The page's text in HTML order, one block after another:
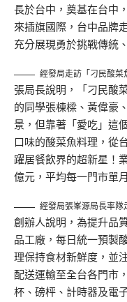
長於台中，奠基在台中
來插旗國際，台中品牌
充分展現勇於挑戰傳統
經發局走訪「刁民酸菜
張局長說明，「刁民酸
的同學張棟樑、黃偉豪
景，但靠著「愛吃」這
口味的酸菜魚料理，從
躍居餐飲界的超新星！
億元，平均每一門市單
經發局張峯源局長率隊
創辦人說明，為提升品
品工廠，每日統一預製
理保持食材新鮮度，並
配送運輸至全台各門市
杯、磅枰、計時器及電